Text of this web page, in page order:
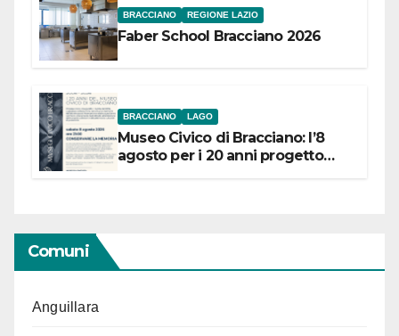
BRACCIANO REGIONE LAZIO
Faber School Bracciano 2026
BRACCIANO LAGO
Museo Civico di Bracciano: l’8
agosto per i 20 anni progetto
Comuni
Anguillara